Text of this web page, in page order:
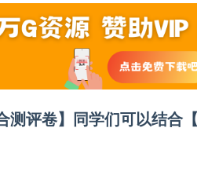
测评卷】同学们可以结合